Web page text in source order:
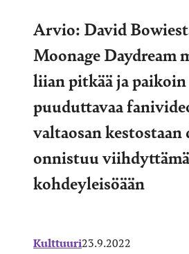
Arvio: David
Moonage Daydream
liian pitkää ja paikoin
puuduttavaa
valtaosan
onnistuu
kohdeyleisöään
Kulttuuri23.9.2022